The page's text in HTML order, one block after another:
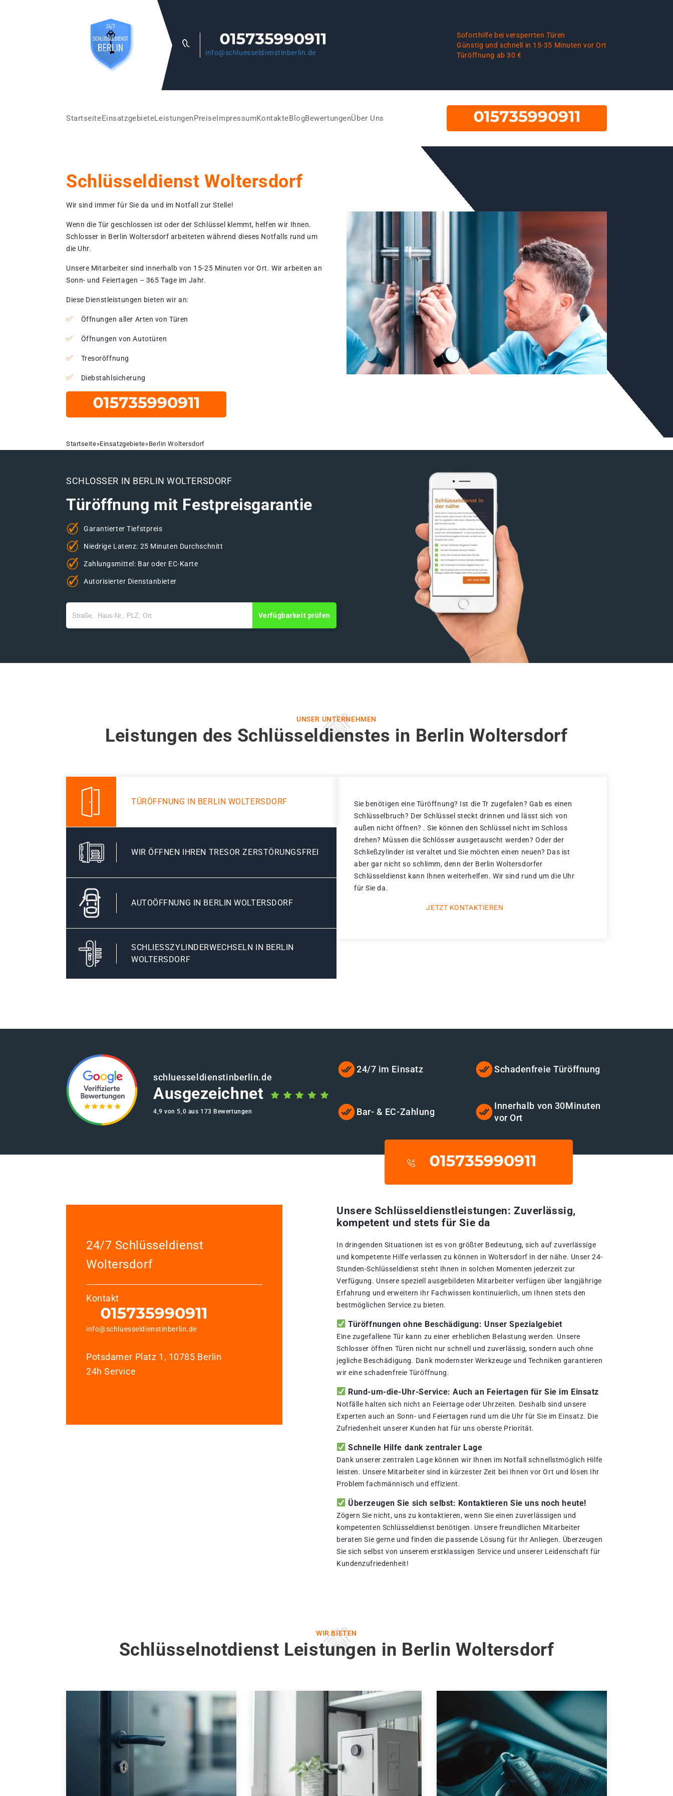
info@schluesseldienstinberlin.de
Soforthilfe bei versperrten Türen
Günstig und schnell in 15-35 Minuten vor Ort
Türöffnung ab 30 €
StartseiteEinsatzgebieteLeistungenPreiseImpressumKontakteBlogBewertungenÜber Uns
Schlüsseldienst Woltersdorf
Wir sind immer für Sie da und im Notfall zur Stelle!
Wenn die Tür geschlossen ist oder der Schlüssel klemmt, helfen wir Ihnen.
Schlosser in Berlin Woltersdorf arbeiteten während dieses Notfalls rund um
die Uhr.
Unsere Mitarbeiter sind innerhalb von 15-25 Minuten vor Ort. Wir arbeiten an
Sonn- und Feiertagen – 365 Tage im Jahr.
Diese Dienstleistungen bieten wir an:
Öffnungen aller Arten von Türen
Öffnungen von Autotüren
Tresoröffnung
Diebstahlsicherung
Startseite»Einsatzgebiete»Berlin Woltersdorf
SCHLOSSER IN BERLIN WOLTERSDORF
Türöffnung mit Festpreisgarantie
Garantierter Tiefstpreis
Niedrige Latenz: 25 Minuten Durchschnitt
Zahlungsmittel: Bar oder EC-Karte
Autorisierter Dienstanbieter
Verfügbarkeit prüfen
UNSER UNTERNEHMEN
Leistungen des Schlüsseldienstes in Berlin Woltersdorf
TÜRÖFFNUNG IN BERLIN WOLTERSDORF
WIR ÖFFNEN IHREN TRESOR ZERSTÖRUNGSFREI
AUTOÖFFNUNG IN BERLIN WOLTERSDORF
SCHLIESSZYLINDERWECHSELN IN BERLIN W
OLTERSDORF
Sie benötigen eine Türöffnung? Ist die Tr zugefalen? Gab es einen
Schlüsselbruch? Der Schlüssel steckt drinnen und lässt sich von
außen nicht öffnen? . Sie können den Schlüssel nicht im Schloss
drehen? Müssen die Schlösser ausgetauscht werden? Oder der
Schließzylinder ist veraltet und Sie möchten einen neuen? Das ist
aber gar nicht so schlimm, denn der Berlin Woltersdorfer
Schlüsseldienst kann Ihnen weiterhelfen. Wir sind rund um die Uhr
für Sie da.
JETZT KONTAKTIEREN
schluesseldienstinberlin.de
Ausgezeichnet
4,9 von 5,0 aus 173 Bewertungen
24/7 im Einsatz Schadenfreie Türöffnung
Bar- & EC-Zahlung
Innerhalb von 30Minuten
vor Ort
24/7 Schlüsseldienst
Woltersdorf
Kontakt
info@schluesseldienstinberlin.de
Potsdamer Platz 1, 10785 Berlin
24h Service
Unsere Schlüsseldienstleistungen: Zuverlässig,
kompetent und stets für Sie da
In dringenden Situationen ist es von größter Bedeutung, sich auf zuverlässige
und kompetente Hilfe verlassen zu können in Woltersdorf in der nähe. Unser 24-
Stunden-Schlüsseldienst steht Ihnen in solchen Momenten jederzeit zur
Verfügung. Unsere speziell ausgebildeten Mitarbeiter verfügen über langjährige
Erfahrung und erweitern ihr Fachwissen kontinuierlich, um Ihnen stets den
bestmöglichen Service zu bieten.
Türöffnungen ohne Beschädigung: Unser Spezialgebiet
Eine zugefallene Tür kann zu einer erheblichen Belastung werden. Unsere
Schlosser öffnen Türen nicht nur schnell und zuverlässig, sondern auch ohne
jegliche Beschädigung. Dank modernster Werkzeuge und Techniken garantieren
wir eine schadenfreie Türöffnung.
Rund-um-die-Uhr-Service: Auch an Feiertagen für Sie im Einsatz
Notfälle halten sich nicht an Feiertage oder Uhrzeiten. Deshalb sind unsere
Experten auch an Sonn- und Feiertagen rund um die Uhr für Sie im Einsatz. Die
Zufriedenheit unserer Kunden hat für uns oberste Priorität.
Schnelle Hilfe dank zentraler Lage
Dank unserer zentralen Lage können wir Ihnen im Notfall schnellstmöglich Hilfe
leisten. Unsere Mitarbeiter sind in kürzester Zeit bei Ihnen vor Ort und lösen Ihr
Problem fachmännisch und effizient.
Überzeugen Sie sich selbst: Kontaktieren Sie uns noch heute!
Zögern Sie nicht, uns zu kontaktieren, wenn Sie einen zuverlässigen und
kompetenten Schlüsseldienst benötigen. Unsere freundlichen Mitarbeiter
beraten Sie gerne und finden die passende Lösung für Ihr Anliegen. Überzeugen
Sie sich selbst von unserem erstklassigen Service und unserer Leidenschaft für
Kundenzufriedenheit!
WIR BIETEN
Schlüsselnotdienst Leistungen in Berlin Woltersdorf